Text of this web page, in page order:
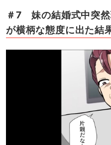
＃7 妹の結婚式中突
が横柄な態度に出た結